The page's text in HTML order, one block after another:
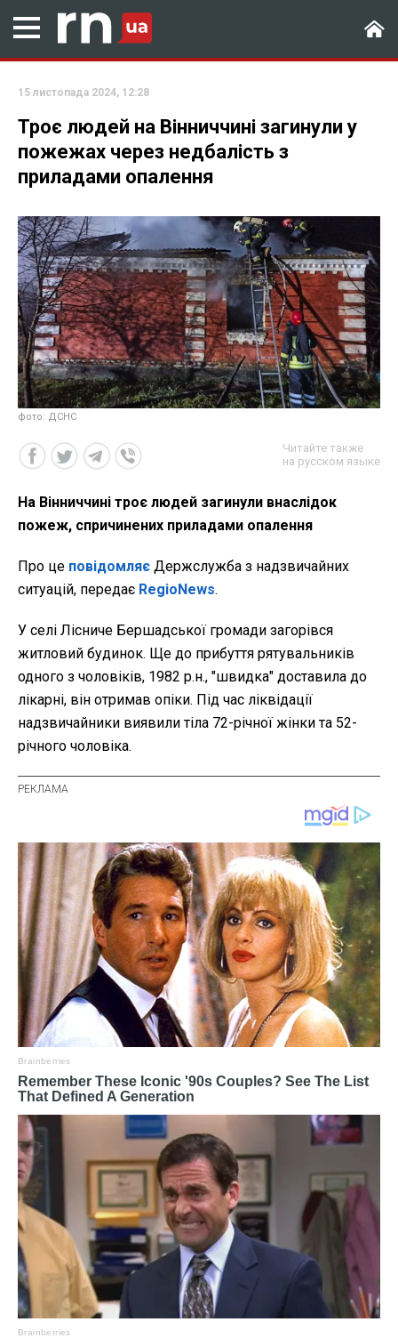
15 листопада 2024, 12:28
Троє людей на Вінниччині загинули у
пожежах через недбалість з
приладами опалення
фото: ДСНС
Читайте также
на русском языке
На Вінниччині троє людей загинули внаслідок
пожеж, спричинених приладами опалення
Про це повідомляє Держслужба з надзвичайних
ситуацій, передає RegioNews.
У селі Лісниче Бершадської громади загорівся
житловий будинок. Ще до прибуття рятувальників
одного з чоловіків, 1982 р.н., "швидка" доставила до
лікарні, він отримав опіки. Під час ліквідації
надзвичайники виявили тіла 72-річної жінки та 52-
річного чоловіка.